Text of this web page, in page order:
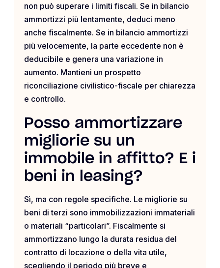
non può superare i limiti fiscali. Se in bilancio
ammortizzi più lentamente, deduci meno
anche fiscalmente. Se in bilancio ammortizzi
più velocemente, la parte eccedente non è
deducibile e genera una variazione in
aumento. Mantieni un prospetto
riconciliazione civilistico-fiscale per chiarezza
e controllo.
Posso ammortizzare
migliorie su un
immobile in affitto? E i
beni in leasing?
Sì, ma con regole specifiche. Le migliorie su
beni di terzi sono immobilizzazioni immateriali
o materiali “particolari”. Fiscalmente si
ammortizzano lungo la durata residua del
contratto di locazione o della vita utile,
scegliendo il periodo più breve e